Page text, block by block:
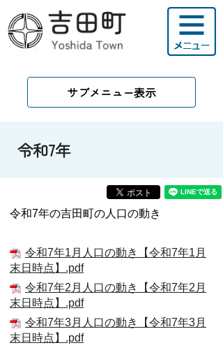
サブメニュー表示
令和7年
令和7年の吉田町の人口の動き
令和7年1月人口の動き【令和7年1月
末日時点】.pdf
令和7年2月人口の動き【令和7年2月
末日時点】.pdf
令和7年3月人口の動き【令和7年3月
末日時点】.pdf